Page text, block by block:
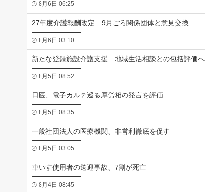
8月6日 06:25
27年度介護報酬改定 9月ごろ関係団体と意見交換
8月6日 03:10
新たな登録施設介護支援 地域生活相談との包括評価へ
8月5日 08:52
日医、電子カルテ巡る厚労相の発言を評価
8月5日 08:35
一般社団法人の医療機関、非営利徹底を促す
8月5日 03:05
車いす使用者の送迎事故、7割が死亡
8月4日 08:45